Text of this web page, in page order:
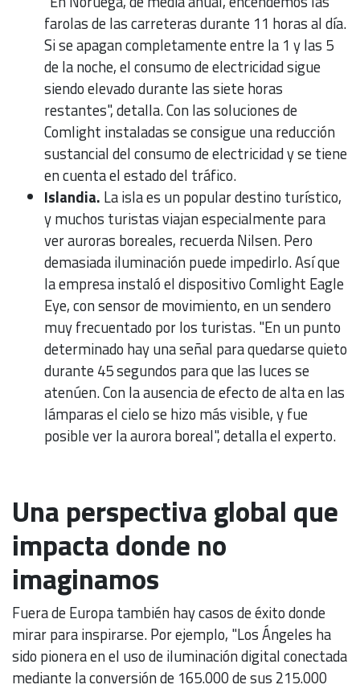
farolas de las carreteras durante 11 horas al día.
Si se apagan completamente entre la 1 y las 5
de la noche, el consumo de electricidad sigue
siendo elevado durante las siete horas
restantes", detalla. Con las soluciones de
Comlight instaladas se consigue una reducción
sustancial del consumo de electricidad y se tiene
en cuenta el estado del tráfico.
Islandia. La isla es un popular destino turístico,
y muchos turistas viajan especialmente para
ver auroras boreales, recuerda Nilsen. Pero
demasiada iluminación puede impedirlo. Así que
la empresa instaló el dispositivo Comlight Eagle
Eye, con sensor de movimiento, en un sendero
muy frecuentado por los turistas. "En un punto
determinado hay una señal para quedarse quieto
durante 45 segundos para que las luces se
atenúen. Con la ausencia de efecto de alta en las
lámparas el cielo se hizo más visible, y fue
posible ver la aurora boreal", detalla el experto.
Una perspectiva global que
impacta donde no
imaginamos
Fuera de Europa también hay casos de éxito donde
mirar para inspirarse. Por ejemplo, "Los Ángeles ha
sido pionera en el uso de iluminación digital conectada
mediante la conversión de 165.000 de sus 215.000